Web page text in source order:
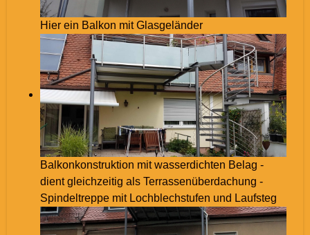
Hier ein Balkon mit Glasgeländer
Balkonkonstruktion mit wasserdichten Belag -
dient gleichzeitig als Terrassenüberdachung -
Spindeltreppe mit Lochblechstufen und Laufsteg